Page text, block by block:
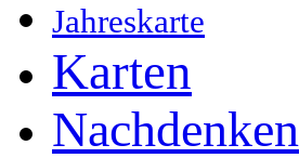
Jahreskarte
Karten
Nachdenken